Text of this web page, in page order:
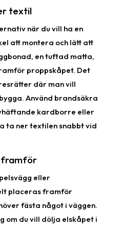
textil
när du vill ha en
att montera och lätt att
en tuftad matta,
proppskåpet. Det
där man vill
Använd brandsäkra
kardborre eller
ta ner textilen snabbt vid
framför
eller
placeras framför
fästa något i väggen.
om du vill dölja elskåpet i